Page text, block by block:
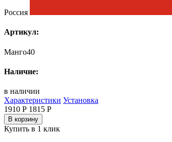
Россия
Артикул:
Манго40
Наличие:
в наличии
Характеристики Установка
1910 Р 1815 Р
В корзину
Купить в 1 клик